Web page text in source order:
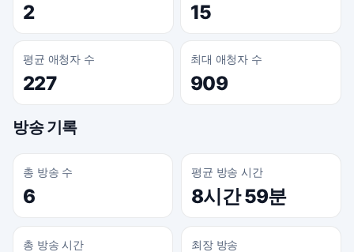
2 15
평균 애청자 수
227
최대 애청자 수
909
방송 기록
총 방송 수
6
평균 방송 시간
8시간 59분
총 방송 시간 최장 방송